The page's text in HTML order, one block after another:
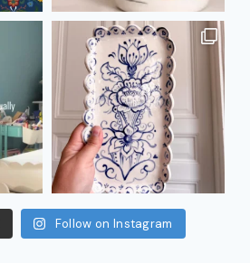
Follow on Instagram